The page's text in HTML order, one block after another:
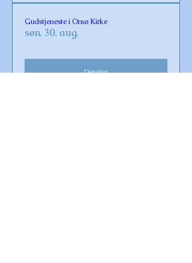
Gudstjeneste i Omø Kirke
søn. 30. aug.
Detaljer